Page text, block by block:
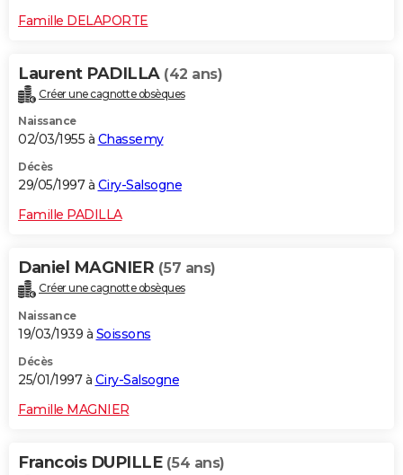
Famille DELAPORTE
Laurent PADILLA (42 ans)
Créer une cagnotte obsèques
Naissance
02/03/1955 à Chassemy
Décès
29/05/1997 à Ciry-Salsogne
Famille PADILLA
Daniel MAGNIER (57 ans)
Créer une cagnotte obsèques
Naissance
19/03/1939 à Soissons
Décès
25/01/1997 à Ciry-Salsogne
Famille MAGNIER
Francois DUPILLE (54 ans)